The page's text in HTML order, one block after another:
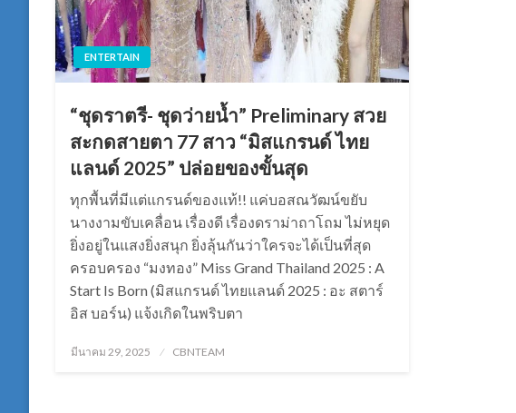
ENTERTAIN
“ชุดราตรี- ชุดว่ายน้ำ” Preliminary สวย
สะกดสายตา 77 สาว “มิสแกรนด์ ไทย
แลนด์ 2025” ปล่อยของขั้นสุด
ทุกพื้นที่มีแต่แกรนด์ของแท้!! แค่บอสณวัฒน์ขยับ
นางงามขับเคลื่อน เรื่องดี เรื่องดราม่าถาโถม ไม่หยุด
ยิ่งอยู่ในแสงยิ่งสนุก ยิ่งลุ้นกันว่าใครจะได้เป็นที่สุด
ครอบครอง “มงทอง” Miss Grand Thailand 2025 : A
Start Is Born (มิสแกรนด์ ไทยแลนด์ 2025 : อะ สตาร์
อิส บอร์น) แจ้งเกิดในพริบตา
Posted
มีนาคม 29, 2025 CBNTEAM